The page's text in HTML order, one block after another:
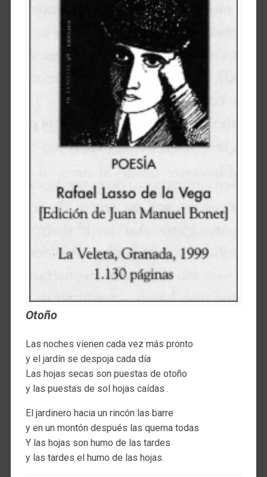
Otoño
Las noches vienen cada vez más pronto
y el jardín se despoja cada día
Las hojas secas son puestas de otoño
y las puestas de sol hojas caídas .
El jardinero hacia un rincón las barre
y en un montón después las quema todas
Y las hojas son humo de las tardes
y las tardes el humo de las hojas.